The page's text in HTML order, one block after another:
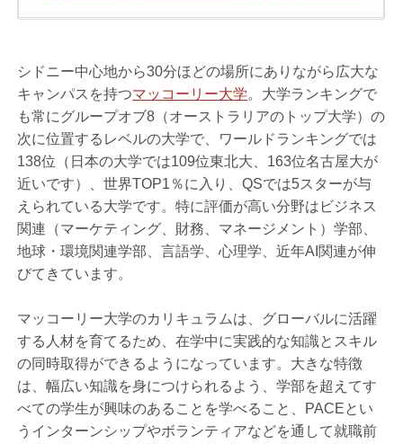
シドニー中心地から30分ほどの場所にありながら広大な
キャンパスを持つマッコーリー大学。大学ランキングで
も常にグループオブ8（オーストラリアのトップ大学）の
次に位置するレベルの大学で、ワールドランキングでは
138位（日本の大学では109位東北大、163位名古屋大が
近いです）、世界TOP1％に入り、QSでは5スターが与
えられている大学です。特に評価が高い分野はビジネス
関連（マーケティング、財務、マネージメント）学部、
地球・環境関連学部、言語学、心理学、近年AI関連が伸
びてきています。
マッコーリー大学のカリキュラムは、グローバルに活躍
する人材を育てるため、在学中に実践的な知識とスキル
の同時取得ができるようになっています。大きな特徴
は、幅広い知識を身につけられるよう、学部を超えてす
べての学生が興味のあることを学べること、PACEとい
うインターンシップやボランティアなどを通して就職前